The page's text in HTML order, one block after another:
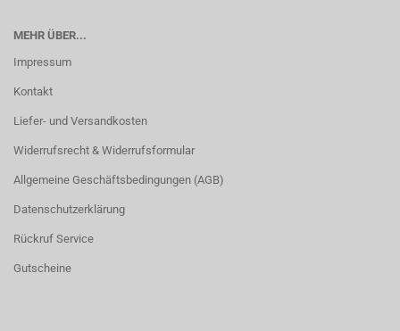
MEHR ÜBER...
Impressum
Kontakt
Liefer- und Versandkosten
Widerrufsrecht & Widerrufsformular
Allgemeine Geschäftsbedingungen (AGB)
Datenschutzerklärung
Rückruf Service
Gutscheine